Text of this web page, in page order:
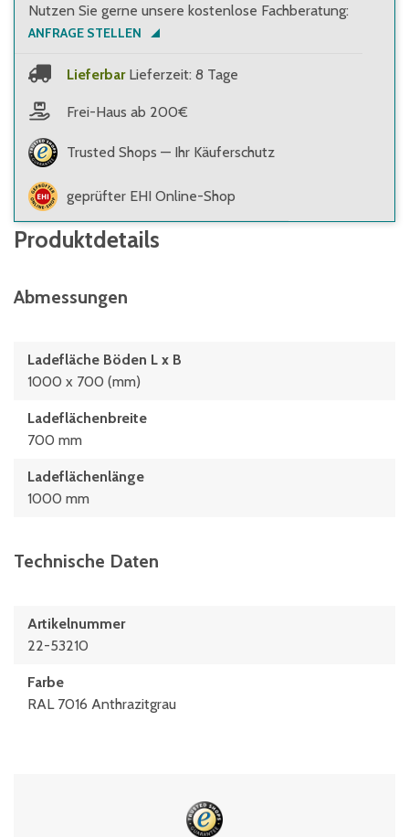
Nutzen Sie gerne unsere kostenlose Fachberatung:
ANFRAGE STELLEN
Lieferbar Lieferzeit: 8 Tage
Frei-Haus ab 200€
Trusted Shops — Ihr Käuferschutz
geprüfter EHI Online-Shop
Produktdetails
Abmessungen
Ladefläche Böden L x B
1000 x 700 (mm)
Ladeflächenbreite
700 mm
Ladeflächenlänge
1000 mm
Technische Daten
Artikelnummer
22-53210
Farbe
RAL 7016 Anthrazitgrau